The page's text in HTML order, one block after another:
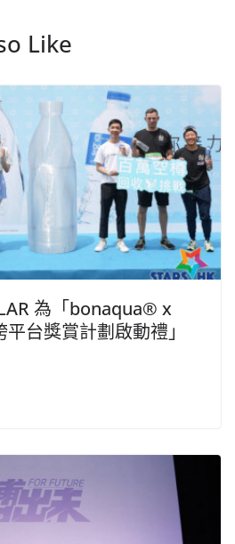
Like
為「bonaqua® x
台獎賞計劃啟動禮」